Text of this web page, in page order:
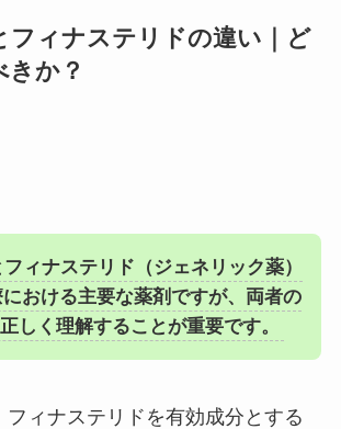
フィナステリドの違い｜ど
きか？
ィナステリド（ジェネリック薬）
おける主要な薬剤ですが、両者の
しく理解することが重要です。
フィナステリドを有効成分とする